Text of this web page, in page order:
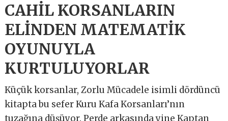
CAHİL KORSANLARIN
ELİNDEN MATEMATİK
OYUNUYLA
KURTULUYORLAR
Küçük korsanlar, Zorlu Mücadele isimli dördüncü
kitapta bu sefer Kuru Kafa Korsanları’nın
tuzağına düşüyor. Perde arkasında yine Kaptan